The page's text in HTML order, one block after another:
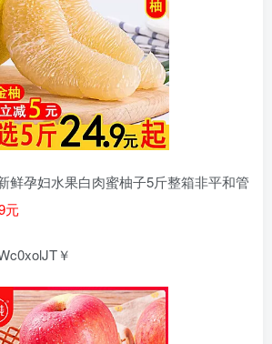
鲜孕妇水果白肉蜜柚子5斤整箱非平和管
元
￥